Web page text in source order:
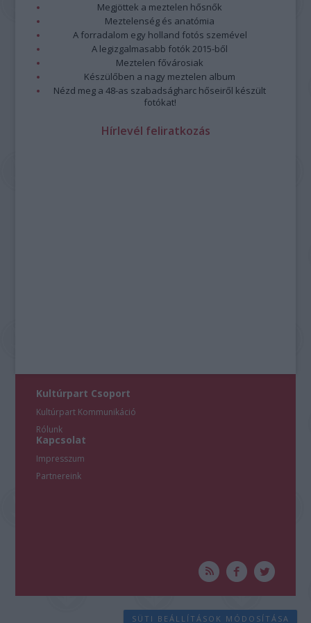
Megjöttek a meztelen hősnők
Meztelenség és anatómia
A forradalom egy holland fotós szemével
A legizgalmasabb fotók 2015-ből
Meztelen fővárosiak
Készülőben a nagy meztelen album
Nézd meg a 48-as szabadságharc hőseiről készült
fotókat!
Hírlevél feliratkozás
Kultúrpart Csoport
Kultúrpart Kommunikáció
Rólunk
Kapcsolat
Impresszum
Partnereink
SÜTI BEÁLLÍTÁSOK MÓDOSÍTÁSA